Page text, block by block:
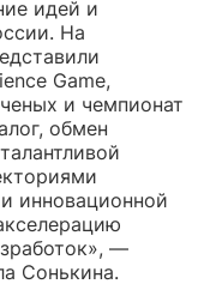
идей и
На
Game,
и чемпионат
обмен
инновационной
—
Сонькина.